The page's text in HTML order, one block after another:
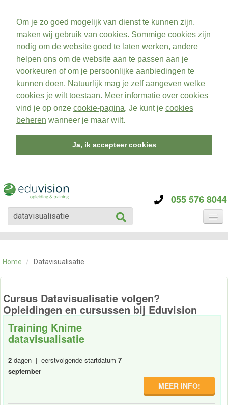
Om je zo goed mogelijk van dienst te kunnen zijn,
maken wij gebruik van cookies. Sommige cookies zijn
nodig om de website goed te laten werken, andere
helpen ons om de website aan te passen aan je
voorkeuren of om je persoonlijke aanbiedingen te
kunnen doen. Natuurlijk mag je zelf aangeven welke
cookies je wilt toestaan. Meer informatie over cookies
vind je op onze cookie-pagina. Je kunt je cookies
beheren wanneer je maar wilt.
Ja, ik accepteer cookies
055 576 8044
CATEGORIE
OVER ONS
CONTACT
Home / Datavisualisatie
Cursus Datavisualisatie volgen?
Opleidingen en cursussen bij Eduvision
Training Knime
datavisualisatie
2 dagen | eerstvolgende startdatum 7
september
MEER INFO!